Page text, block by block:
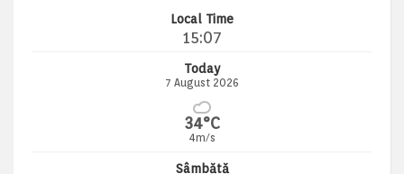
Local Time
15:07
Today
7 August 2026
34°C
4m/s
Sâmbătă